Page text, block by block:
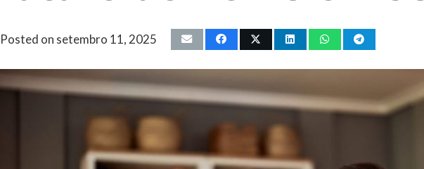
Posted on setembro 11, 2025